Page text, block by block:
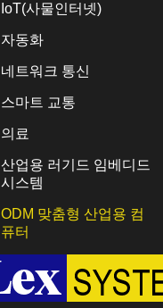
IoT(사물인터넷)
자동화
네트워크 통신
스마트 교통
의료
산업용 러기드 임베디드
시스템
ODM 맞춤형 산업용 컴
퓨터